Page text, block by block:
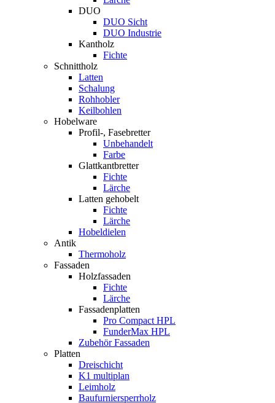
DUO
DUO Sicht
DUO Industrie
Kantholz
Fichte
Schnittholz
Latten
Schalung
Rohhobler
Keilbohlen
Hobelware
Profil-, Fasebretter
Unbehandelt
Farbe
Glattkantbretter
Fichte
Lärche
Latten gehobelt
Fichte
Lärche
Hobeldielen
Antik
Thermoholz
Fassaden
Holzfassaden
Fichte
Lärche
Fassadenplatten
Pro Compact HPL
FunderMax HPL
Zubehör Fassaden
Platten
Dreischicht
K1 multiplan
Leimholz
Baufurniersperrholz